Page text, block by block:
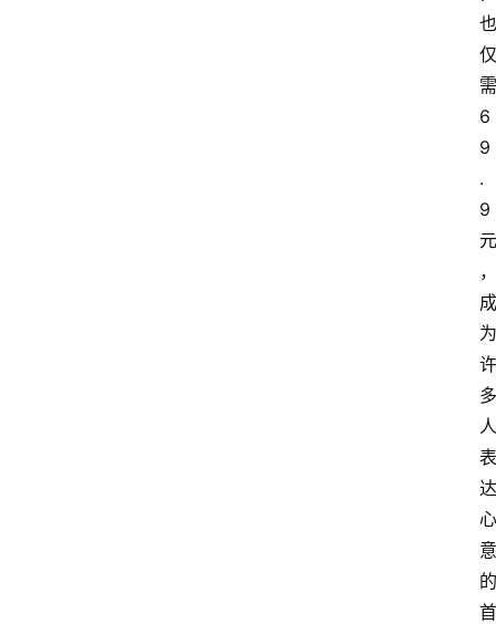
也
仅
需
6
9
.
9
元
，
成
为
许
多
人
表
达
心
意
的
首